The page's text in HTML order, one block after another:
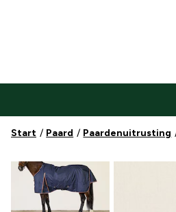
Start Paard Paardenuitrusting